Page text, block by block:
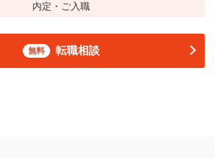
内定・ご入職
無料 転職相談